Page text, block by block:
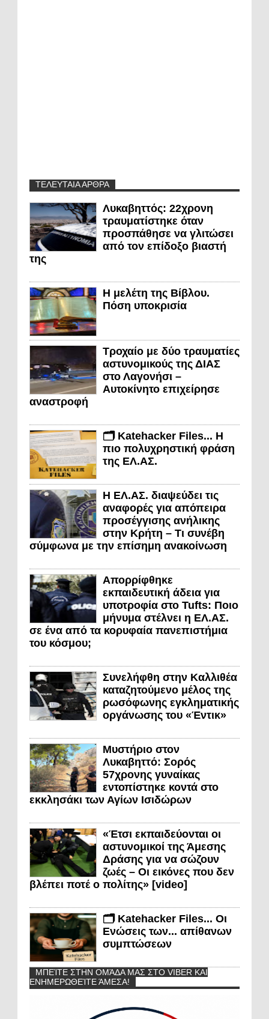
ΤΕΛΕΥΤΑΙΑ ΑΡΘΡΑ
Λυκαβηττός: 22χρονη
τραυματίστηκε όταν
προσπάθησε να γλιτώσει
από τον επίδοξο βιαστή
της
Η μελέτη της Βίβλου.
Πόση υποκρισία
Τροχαίο με δύο τραυματίες
αστυνομικούς της ΔΙΑΣ
στο Λαγονήσι –
Αυτοκίνητο επιχείρησε
αναστροφή
🗂️ Katehacker Files... Η
πιο πολυχρηστική φράση
της ΕΛ.ΑΣ.
Η ΕΛ.ΑΣ. διαψεύδει τις
αναφορές για απόπειρα
προσέγγισης ανήλικης
στην Κρήτη – Τι συνέβη
σύμφωνα με την επίσημη ανακοίνωση
Απορρίφθηκε
εκπαιδευτική άδεια για
υποτροφία στο Tufts: Ποιο
μήνυμα στέλνει η ΕΛ.ΑΣ.
σε ένα από τα κορυφαία πανεπιστήμια
του κόσμου;
Συνελήφθη στην Καλλιθέα
καταζητούμενο μέλος της
ρωσόφωνης εγκληματικής
οργάνωσης του «Έντικ»
Μυστήριο στον
Λυκαβηττό: Σορός
57χρονης γυναίκας
εντοπίστηκε κοντά στο
εκκλησάκι των Αγίων Ισιδώρων
«Έτσι εκπαιδεύονται οι
αστυνομικοί της Άμεσης
Δράσης για να σώζουν
ζωές – Οι εικόνες που δεν
βλέπει ποτέ ο πολίτης» [video]
🗂️ Katehacker Files... Οι
Ενώσεις των... απίθανων
συμπτώσεων
ΜΠΕΊΤΕ ΣΤΗΝ ΟΜΆΔΑ ΜΑΣ ΣΤΟ VIBER ΚΑΙ
ΕΝΗΜΕΡΩΘΕΊΤΕ ΆΜΕΣΑ!